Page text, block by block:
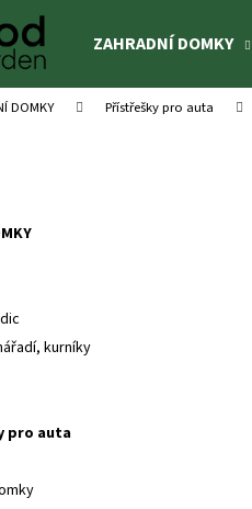
ZAHRADNÍ DOMKY
DOMKY Přístřešky pro auta
kurníky
pro auta
3,6 M²